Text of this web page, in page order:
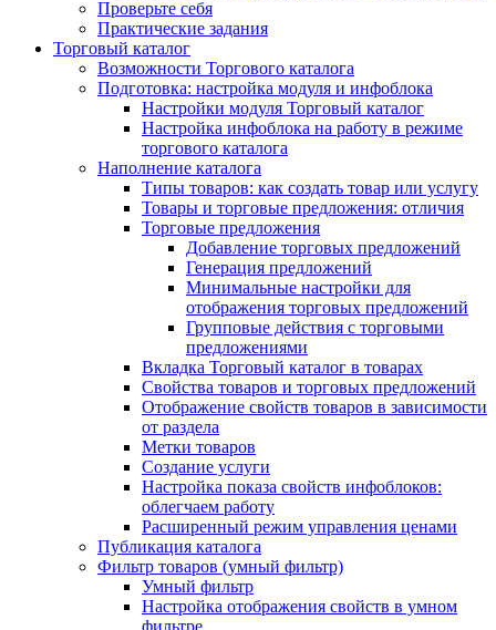
Проверьте себя
Практические задания
Торговый каталог
Возможности Торгового каталога
Подготовка: настройка модуля и инфоблока
Настройки модуля Торговый каталог
Настройка инфоблока на работу в режиме
торгового каталога
Наполнение каталога
Типы товаров: как создать товар или услугу
Товары и торговые предложения: отличия
Торговые предложения
Добавление торговых предложений
Генерация предложений
Минимальные настройки для
отображения торговых предложений
Групповые действия с торговыми
предложениями
Вкладка Торговый каталог в товарах
Свойства товаров и торговых предложений
Отображение свойств товаров в зависимости
от раздела
Метки товаров
Создание услуги
Настройка показа свойств инфоблоков:
облегчаем работу
Расширенный режим управления ценами
Публикация каталога
Фильтр товаров (умный фильтр)
Умный фильтр
Настройка отображения свойств в умном
фильтре